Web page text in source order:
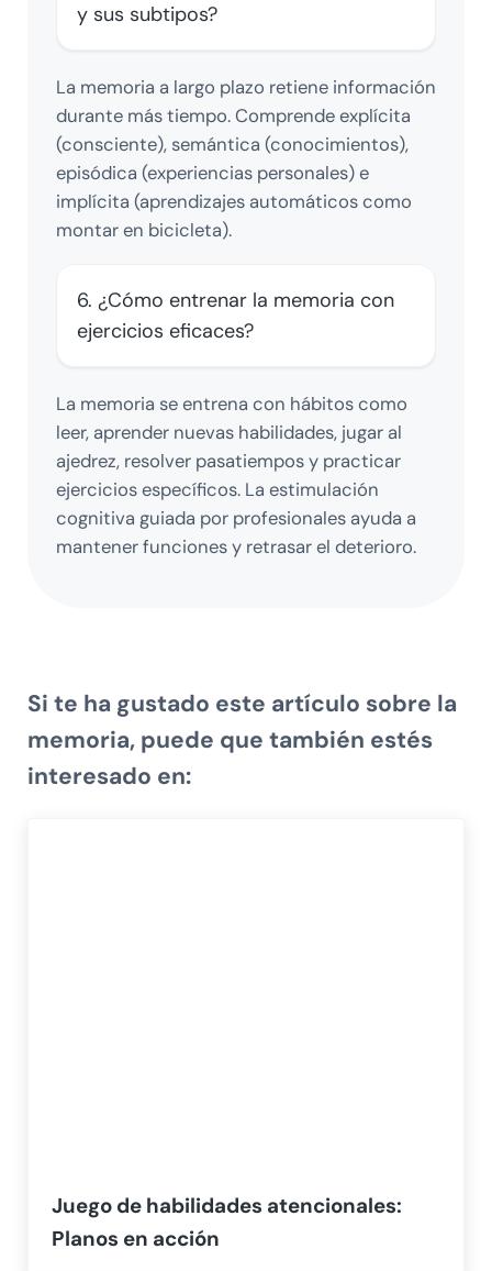
y sus subtipos?
La memoria a largo plazo retiene información
durante más tiempo. Comprende explícita
(consciente), semántica (conocimientos),
episódica (experiencias personales) e
implícita (aprendizajes automáticos como
montar en bicicleta).
6. ¿Cómo entrenar la memoria con
ejercicios eficaces?
La memoria se entrena con hábitos como
leer, aprender nuevas habilidades, jugar al
ajedrez, resolver pasatiempos y practicar
ejercicios específicos. La estimulación
cognitiva guiada por profesionales ayuda a
mantener funciones y retrasar el deterioro.
Si te ha gustado este artículo sobre la
memoria,puede que también estés
interesado en:
Juego de habilidades atencionales:
Planos en acción